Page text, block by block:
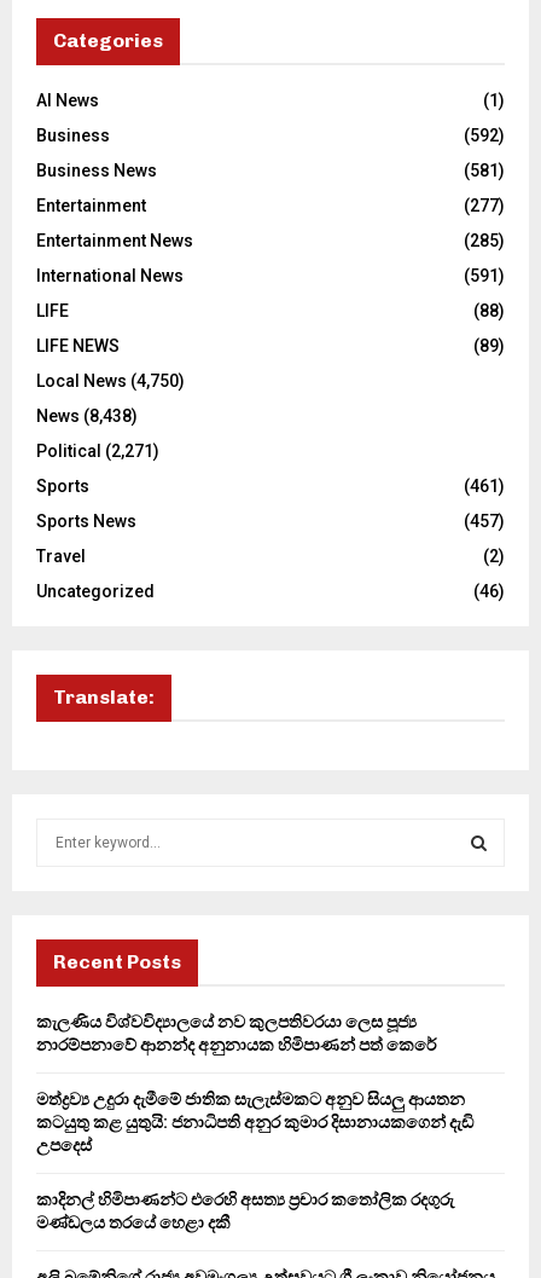
Categories
AI News
(1)
Business
(592)
Business News
(581)
Entertainment
(277)
Entertainment News
(285)
International News
(591)
LIFE
(88)
LIFE NEWS
(89)
Local News (4,750)
News (8,438)
Political (2,271)
Sports
(461)
Sports News
(457)
Travel
(2)
Uncategorized
(46)
Translate:
f
r
H
Recent Posts
කැලණිය විශ්වවිද්‍යාලයේ නව කුලපතිවරයා ලෙස පූජ්‍ය
නාරම්පනාවේ ආනන්ද අනුනායක හිමිපාණන් පත් කෙරේ
මත්ද්‍රව්‍ය උදුරා දැමීමේ ජාතික සැලැස්මකට අනුව සියලු ආයතන
කටයුතු කළ යුතුයි: ජනාධිපති අනුර කුමාර දිසානායකගෙන් දැඩි
උපදෙස්
කාදිනල් හිමිපාණන්ට එරෙහි අසත්‍ය ප්‍රචාර කතෝලික රදගුරු
මණ්ඩලය තරයේ හෙළා දකී